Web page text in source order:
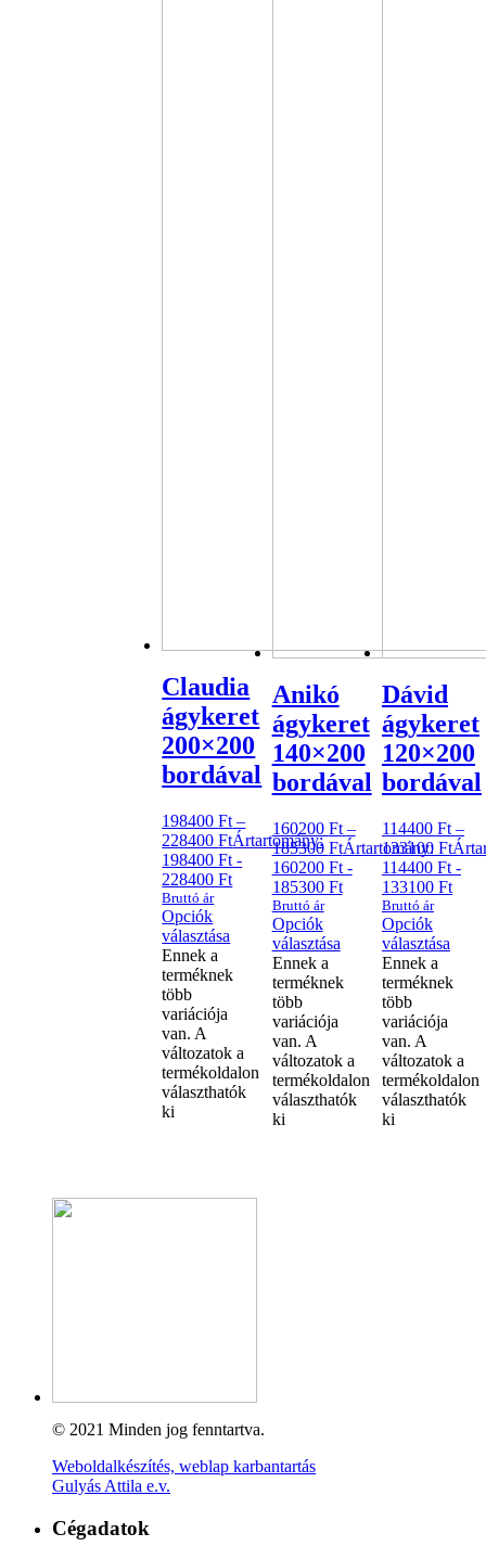
Claudia
ágykeret
200×200
bordával
198400Ft –
228400FtÁrtartomány:
198400 Ft -
228400 Ft
Bruttó ár
Opciók
választása
Ennek a
terméknek
több
variációja
van. A
változatok a
termékoldalon
választhatók
ki
Anikó
ágykeret
140×200
bordával
160200 Ft –
185300 FtÁrtartomány:
160200 Ft -
185300 Ft
Bruttó ár
Opciók
választása
Ennek a
terméknek
több
variációja
van. A
változatok a
termékoldalon
választhatók
ki
Dávid
ágykeret
120×200
bordával
114400 Ft –
133100 Ft
114400 Ft -
133100 Ft
Bruttó ár
Opciók
választása
Ennek a
terméknek
több
variációja
van. A
változatok a
termékoldalon
választhatók
ki
© 2021 Minden jog fenntartva.
Weboldalkészítés, weblap karbantartás
Gulyás Attila e.v.
Cégadatok